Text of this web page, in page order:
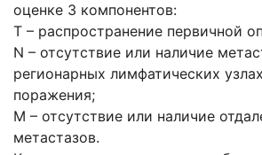
оценке 3 компонентов:
Т – распространение первичной
N – отсутствие или наличие
регионарных лимфатических
поражения;
М – отсутствие или наличие
метастазов.